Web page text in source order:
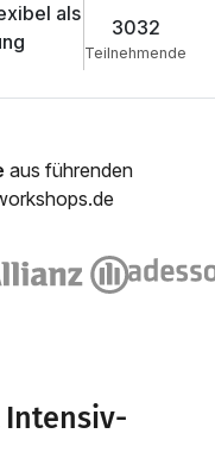
als
3032
Teilnehmende
aus führenden
Intensiv-